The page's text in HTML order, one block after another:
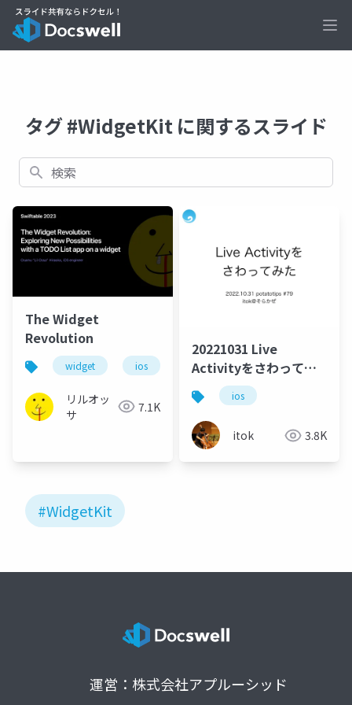
タグ #WidgetKit に関するスライド
検索
The Widget
Revolution
widget ios swift swiftui
リルオッ
サ
7.1K
20221031 Live
Activityをさわってみ
た
ios
itok 3.8K
#WidgetKit
運営：株式会社アプルーシッド